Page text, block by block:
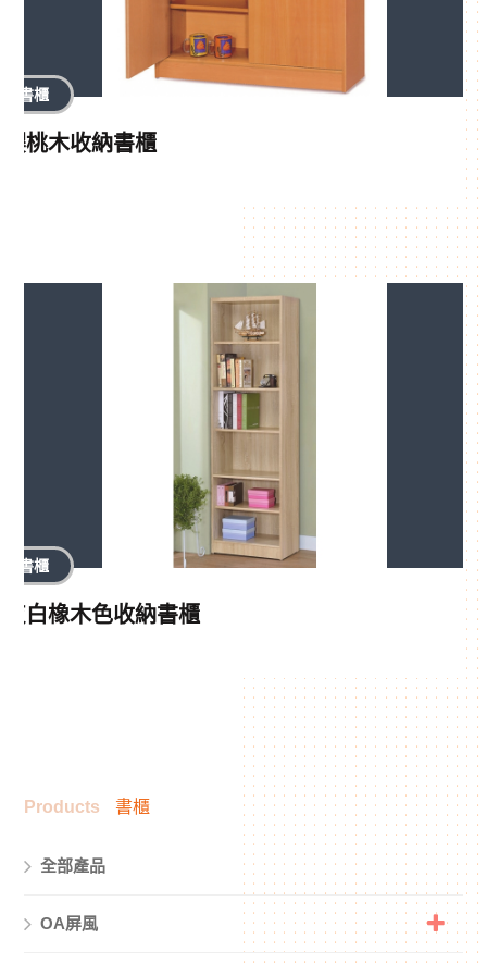
書櫃
櫻桃木收納書櫃
書櫃
灰白橡木色收納書櫃
Products 書櫃
全部產品
OA屏風